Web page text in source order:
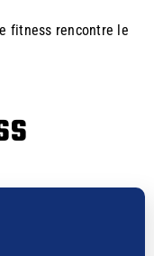
fitness rencontre le